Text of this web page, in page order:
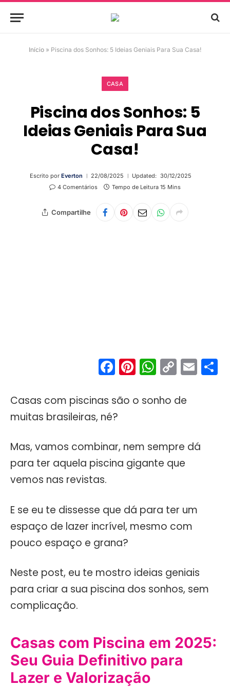
Início » Piscina dos Sonhos: 5 Ideias Geniais Para Sua Casa!
CASA
Piscina dos Sonhos: 5
Ideias Geniais Para Sua
Casa!
Escrito por Everton 22/08/2025 Updated: 30/12/2025
4 Comentários
Tempo de Leitura 15 Mins
Compartilhe
Facebook
Pinterest
Copy
Link
Casas com piscinas são o sonho de
muitas brasileiras, né?
Mas, vamos combinar, nem sempre dá
para ter aquela piscina gigante que
vemos nas revistas.
E se eu te dissesse que dá para ter um
espaço de lazer incrível, mesmo com
pouco espaço e grana?
Neste post, eu te mostro ideias geniais
para criar a sua piscina dos sonhos, sem
complicação.
Casas com Piscina em 2025:
Seu Guia Definitivo para
Lazer e Valorização